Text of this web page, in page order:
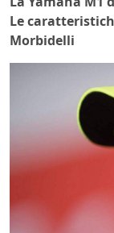
Le
Morbidelli